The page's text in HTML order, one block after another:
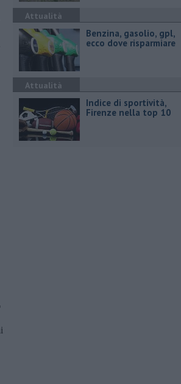
Attualità
​Benzina, gasolio, gpl,
ecco dove risparmiare
Attualità
Indice di sportività,
Firenze nella top 10